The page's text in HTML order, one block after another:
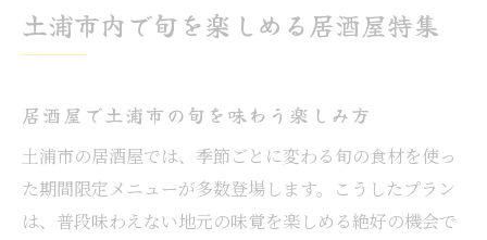
土浦市内で旬を楽しめる居酒屋特集
居酒屋で土浦市の旬を味わう楽しみ方
土浦市の居酒屋では、季節ごとに変わる旬の食材を使っ
た期間限定メニューが多数登場します。こうしたプラン
は、普段味わえない地元の味覚を楽しめる絶好の機会で